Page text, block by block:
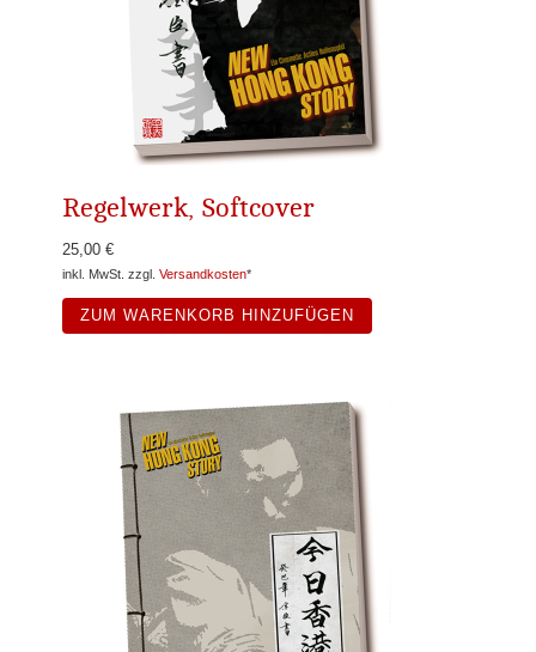
Regelwerk, Softcover
25,00 €
inkl. MwSt. zzgl. Versandkosten*
ZUM WARENKORB HINZUFÜGEN